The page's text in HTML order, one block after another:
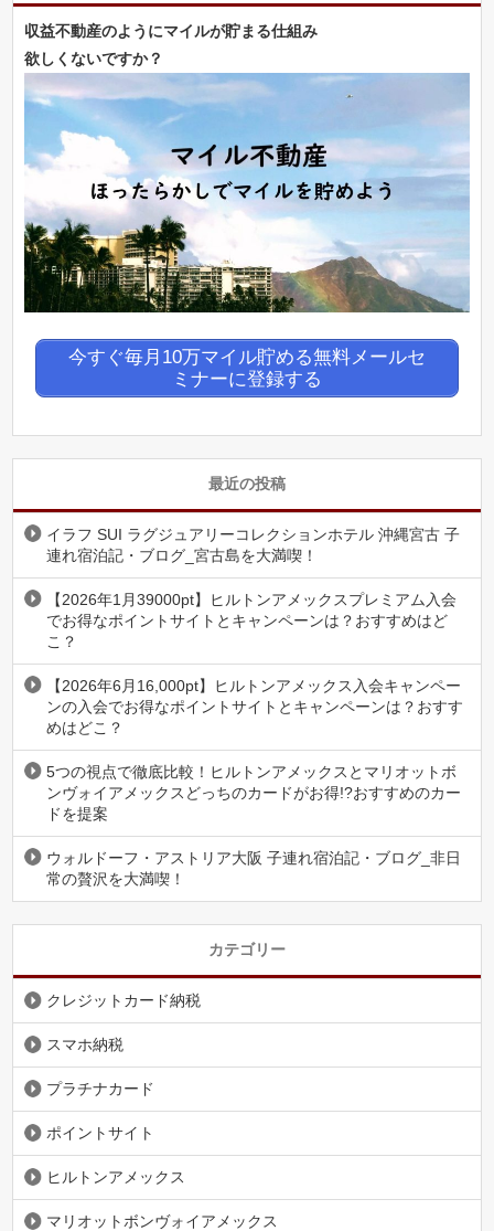
収益不動産のようにマイルが貯まる仕組み
欲しくないですか？
今すぐ毎月10万マイル貯める無料メールセ
ミナーに登録する
最近の投稿
イラフ SUI ラグジュアリーコレクションホテル 沖縄宮古 子
連れ宿泊記・ブログ_宮古島を大満喫！
【2026年1月39000pt】ヒルトンアメックスプレミアム入会
でお得なポイントサイトとキャンペーンは？おすすめはど
こ？
【2026年6月16,000pt】ヒルトンアメックス入会キャンペー
ンの入会でお得なポイントサイトとキャンペーンは？おすす
めはどこ？
5つの視点で徹底比較！ヒルトンアメックスとマリオットボ
ンヴォイアメックスどっちのカードがお得!?おすすめのカー
ドを提案
ウォルドーフ・アストリア大阪 子連れ宿泊記・ブログ_非日
常の贅沢を大満喫！
カテゴリー
クレジットカード納税
スマホ納税
プラチナカード
ポイントサイト
ヒルトンアメックス
マリオットボンヴォイアメックス